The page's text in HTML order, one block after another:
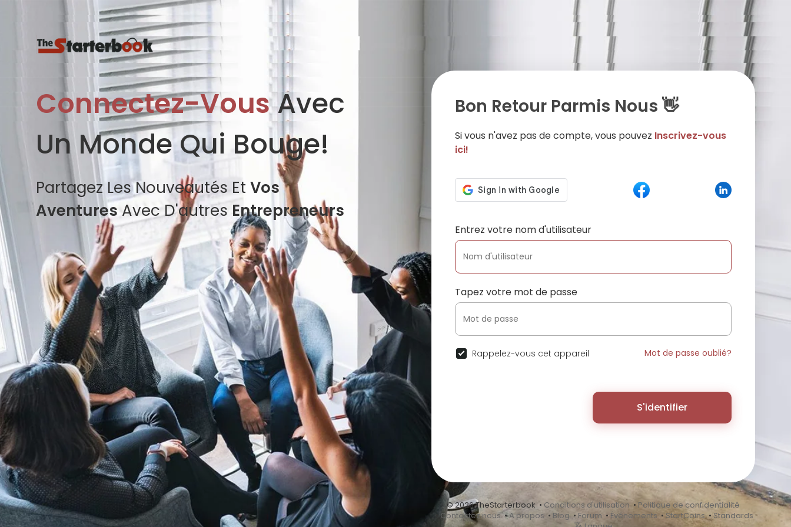
Connectez-VousAvec
Un Monde Qui Bouge!
Partagez Les Nouveautés Et Vos
Aventures Avec D'autres Entrepreneurs
Bon Retour Parmis Nous 👋
Si vous n'avez pas de compte, vous pouvez Inscrivez-vous
ici!
Entrez votre nom d'utilisateur
Tapez votre mot de passe
Rappelez-vous cet appareil Mot de passe oublié?
S'identifier
© 2026 TheStarterbook • Conditions d'utilisation • Politique de confidentialité
•Contactez nous•A propos•Blog • Forum • Événements • StartCoins•Standards